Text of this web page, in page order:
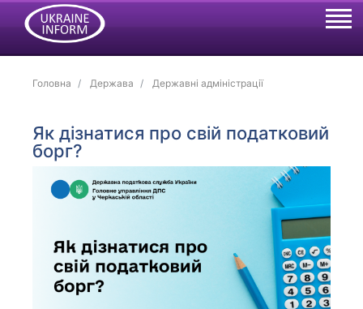
Головна Держава Державні адміністрації
Як дізнатися про свій податковий
борг?